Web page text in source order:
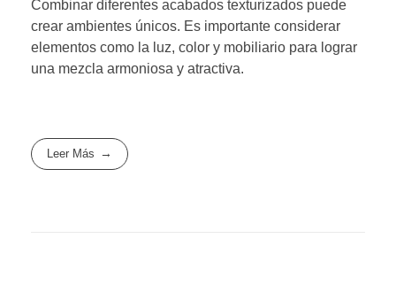
Combinar diferentes acabados texturizados puede
crear ambientes únicos. Es importante considerar
elementos como la luz, color y mobiliario para lograr
una mezcla armoniosa y atractiva.
Leer Más